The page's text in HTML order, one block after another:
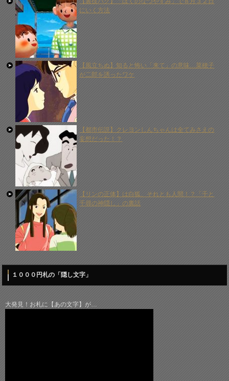
にいく方法
【風立ちぬ】知ると怖い「来て」の意味…菜穂子
が二郎を誘ったワケ
【都市伝説】クレヨンしんちゃんは全てみさえの
妄想だった！？
【リンの正体】は白狐、それとも人間！？「千と
千尋の神隠し」の裏話
１０００円札の「隠し文字」
大発見！お札に【あの文字】が…